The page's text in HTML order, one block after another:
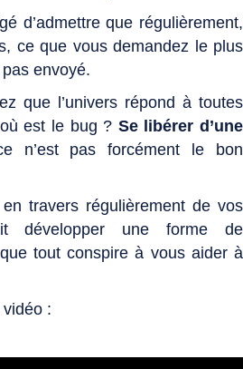
d’admettre que régulièrement,
ce que vous demandez le plus
envoyé.
que l’univers répond à toutes
est le bug ? Se libérer d’une
n’est pas forcément le bon
travers régulièrement de vos
développer une forme de
tout conspire à vous aider à
: